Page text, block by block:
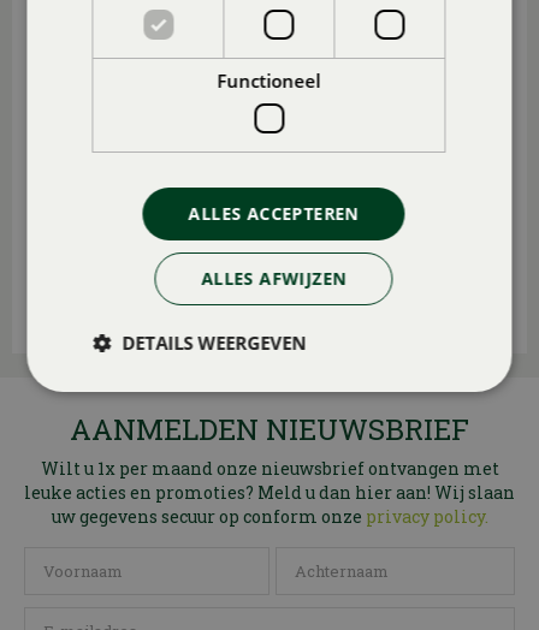
AANMELDEN NIEUWSBRIEF
Wilt u 1x per maand onze nieuwsbrief ontvangen met
leuke acties en promoties? Meld u dan hier aan! Wij slaan
uw gegevens secuur op conform onze privacy policy.
Functioneel
ALLES ACCEPTEREN
ALLES AFWIJZEN
DETAILS WEERGEVEN